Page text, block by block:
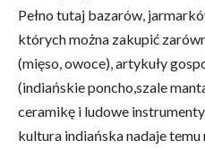
Pełno tutaj bazarów,
których można zakupić
(mięso, owoce), artykuły
(indiańskie poncho,szale
ceramikę i ludowe
kultura indiańska nadaje